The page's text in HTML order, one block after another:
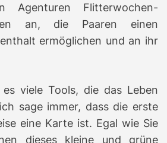
Agenturen Flitterwochen-
an, die Paaren einen
ermöglichen und an ihr
viele Tools, die das Leben
sage immer, dass die erste
eine Karte ist. Egal wie Sie
dieses kleine und grüne